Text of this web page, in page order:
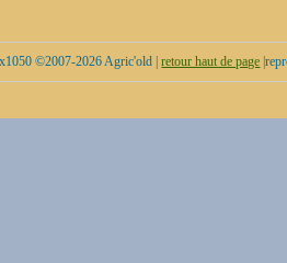
©2007-2026 Agric'old |retour haut de page